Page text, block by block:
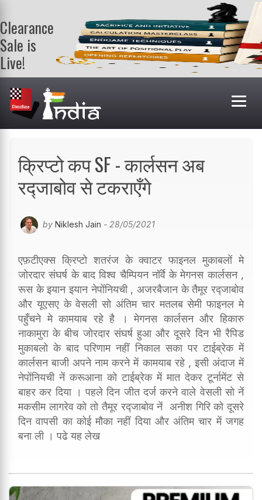
Clearance
Sale is
Live!
Get a FREE
book on
purchasing 2
or more
books. Valid
क्रिप्टो कप SF - कार्लसन अब
रद्जाबोव से टकराएँगे
by Niklesh Jain - 28/05/2021
एफ़टीएक्स क्रिप्टो शतरंज के क्वाटर फाइनल मुकाबलों मे
जोरदार संघर्ष के बाद विश्व चैम्पियन नॉर्वे के मेगनस कार्लसन ,
रूस के इयान इयान नेपोंनियची , अजरबैजान के तैमूर रद्जाबोव
और यूएसए के वेसली सो अंतिम चार मतलब सेमी फाइनल मे
पहुँचने मे कामयाब रहे है । मेगनस कार्लसन और हिकारु
नाकामुरा के बीच जोरदार संघर्ष हुआ और दूसरे दिन भी रैपिड
मुकाबलो के बाद परिणाम नहीं निकाल सका पर टाईब्रेक में
कार्लसन बाजी अपने नाम करने में कामयाब रहे , इसी अंदाज में
नेपोंनियची नें करूआना को टाईब्रेक में मात देकर टूर्नामेंट से
बाहर कर दिया । पहले दिन जीत दर्ज करने वाले वेसली सो नें
मकसीम लागरेव को तो तैमूर रद्जाबोव नें अनीश गिरि को दूसरे
दिन वापसी का कोई मौका नहीं दिया और अंतिम चार में जगह
बना ली । पढे यह लेख